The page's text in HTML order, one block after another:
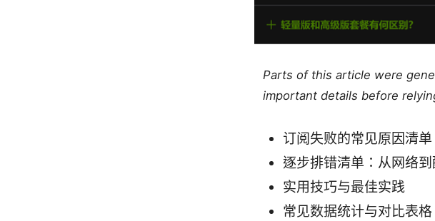
Parts of this article were
important details before
订阅失败的常见原因清单
逐步排错清单：从网络
实用技巧与最佳实践
常见数据统计与对比表格